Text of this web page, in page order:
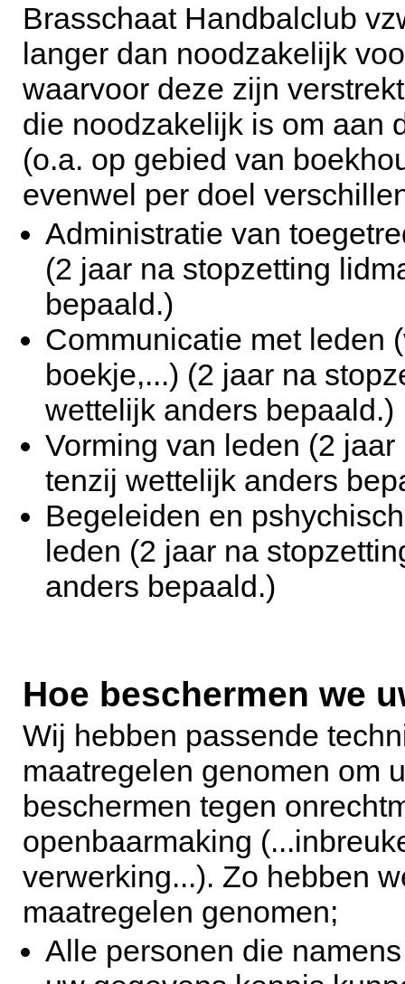
Brasschaat Handbalclub
langer dan noodzakelijk
waarvoor deze zijn
die noodzakelijk is om aan
(o.a. op gebied van
evenwel per doel
Administratie van
(2 jaar na stopzetting
bepaald.)
Communicatie met leden
boekje,...) (2 jaar na
wettelijk anders bepaald.)
Vorming van leden (2
tenzij wettelijk anders
Begeleiden en
leden (2 jaar na
anders bepaald.)
Hoe beschermen we
Wij hebben passende
maatregelen genomen om
beschermen tegen
openbaarmaking
verwerking...). Zo hebben
maatregelen genomen;
Alle personen die